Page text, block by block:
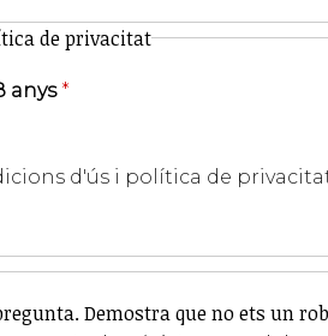
de privacitat
anys *
d'ús i política de
Demostra que no ets un